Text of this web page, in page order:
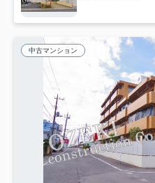
中古マンション